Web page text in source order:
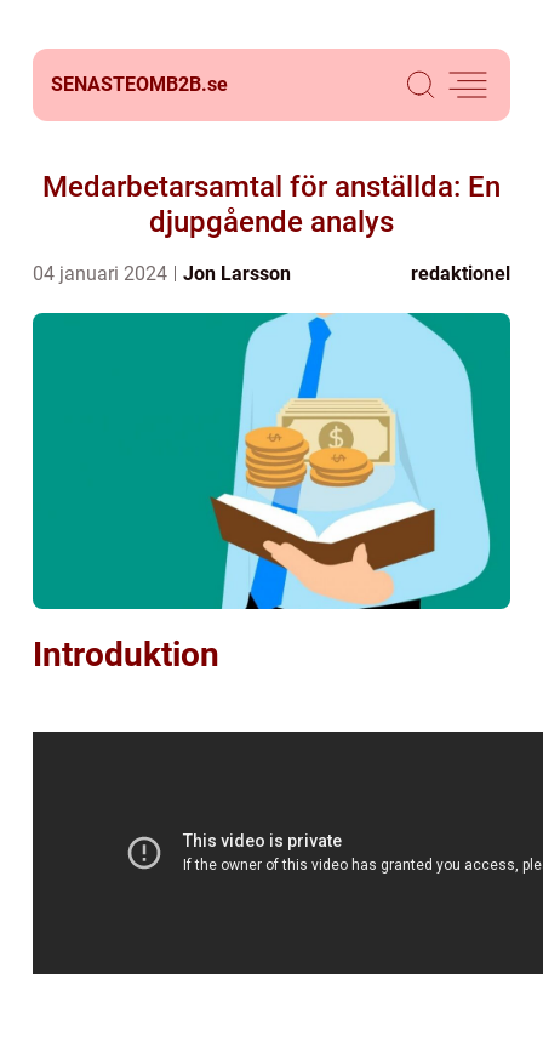
SENASTEOMB2B.se
Medarbetarsamtal för anställda: En
djupgående analys
04 januari 2024 Jon Larsson redaktionel
Introduktion